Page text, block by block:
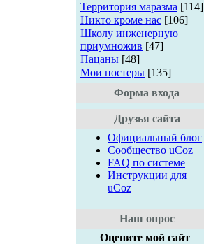
Территория маразма [114]
Никто кроме нас [106]
Школу инженерную
приумножив [47]
Пацаны [48]
Мои постеры [135]
Форма входа
Друзья сайта
Официальный блог
Сообщество uCoz
FAQ по системе
Инструкции для
uCoz
Наш опрос
Оцените мой сайт